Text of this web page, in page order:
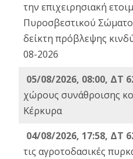
την επιχειρησιακή
Πυροσβεστικού
δείκτη πρόβλεψης
08-2026
05/08/2026, 08:00, ΔΤ
χώρους συνάθροισης
Κέρκυρα
04/08/2026, 17:58, ΔΤ
τις αγροτοδασικές